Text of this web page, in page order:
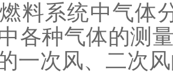
料系统中气体
各种气体的测
一次风、二次